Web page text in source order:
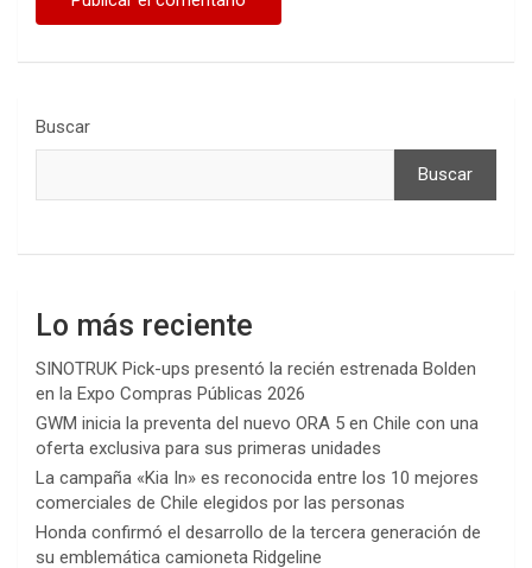
Buscar
Buscar
Lo más reciente
SINOTRUK Pick-ups presentó la recién estrenada Bolden
en la Expo Compras Públicas 2026
GWM inicia la preventa del nuevo ORA 5 en Chile con una
oferta exclusiva para sus primeras unidades
La campaña «Kia In» es reconocida entre los 10 mejores
comerciales de Chile elegidos por las personas
Honda confirmó el desarrollo de la tercera generación de
su emblemática camioneta Ridgeline